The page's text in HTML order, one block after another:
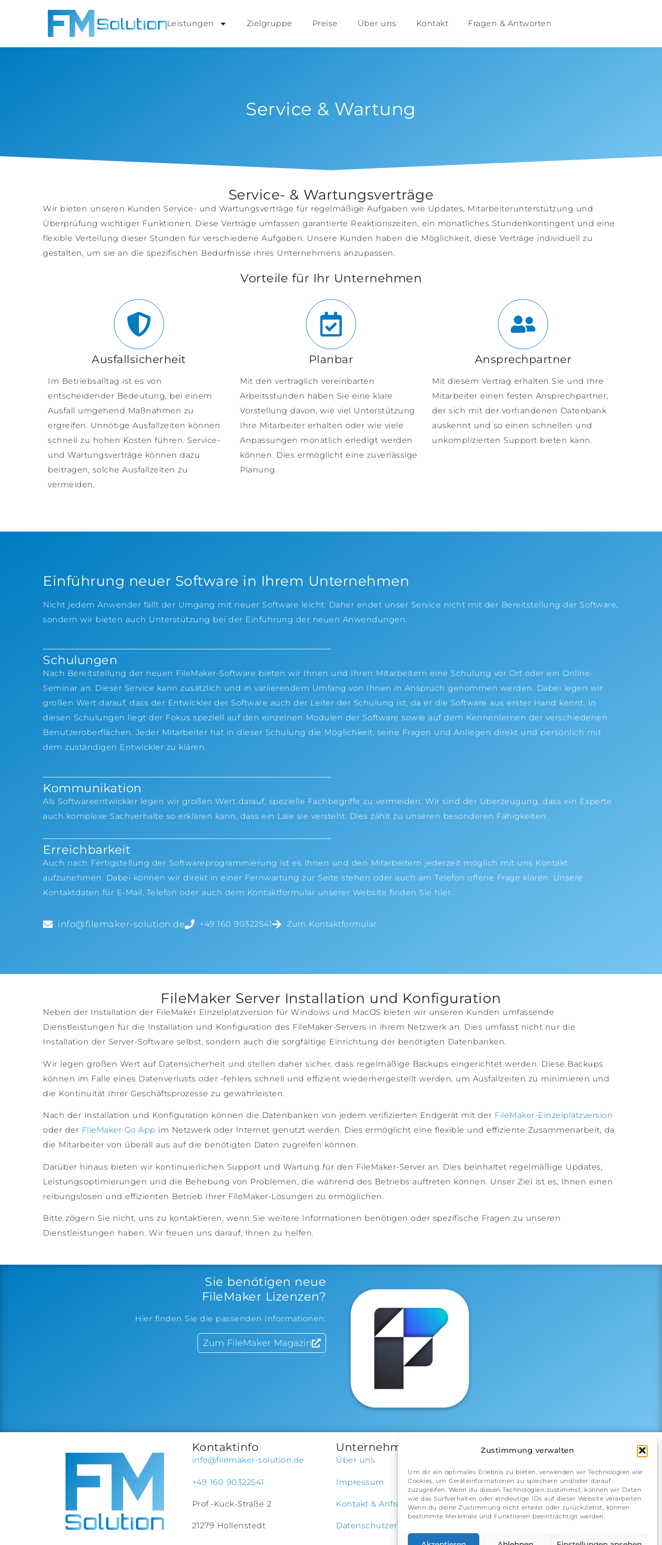
Zustimmung verwalten
Um dir ein optimales Erlebnis zu bieten, verwenden wir Technologien wie
Cookies, um Geräteinformationen zu speichern und/oder darauf
zuzugreifen. Wenn du diesen Technologien zustimmst, können wir Daten
wie das Surfverhalten oder eindeutige IDs auf dieser Website verarbeiten.
Wenn du deine Zustimmung nicht erteilst oder zurückziehst, können
bestimmte Merkmale und Funktionen beeinträchtigt werden.
Leistungen Zielgruppe Preise Über uns Kontakt Fragen & Antworten
Service & Wartung
Service- & Wartungsverträge
Wir bieten unseren Kunden Service- und Wartungsverträge für regelmäßige Aufgaben wie Updates, Mitarbeiterunterstützung und
Überprüfung wichtiger Funktionen. Diese Verträge umfassen garantierte Reaktionszeiten, ein monatliches Stundenkontingent und eine
flexible Verteilung dieser Stunden für verschiedene Aufgaben. Unsere Kunden haben die Möglichkeit, diese Verträge individuell zu
gestalten, um sie an die spezifischen Bedürfnisse ihres Unternehmens anzupassen.
Vorteile für Ihr Unternehmen
Ausfallsicherheit
Im Betriebsalltag ist es von
entscheidender Bedeutung, bei einem
Ausfall umgehend Maßnahmen zu
ergreifen. Unnötige Ausfallzeiten können
schnell zu hohen Kosten führen. Service-
und Wartungsverträge können dazu
beitragen, solche Ausfallzeiten zu
vermeiden.
Planbar
Mit den vertraglich vereinbarten
Arbeitsstunden haben Sie eine klare
Vorstellung davon, wie viel Unterstützung
Ihre Mitarbeiter erhalten oder wie viele
Anpassungen monatlich erledigt werden
können. Dies ermöglicht eine zuverlässige
Planung.
Ansprechpartner
Mit diesem Vertrag erhalten Sie und Ihre
Mitarbeiter einen festen Ansprechpartner,
der sich mit der vorhandenen Datenbank
auskennt und so einen schnellen und
unkomplizierten Support bieten kann.
Einführung neuer Software in Ihrem Unternehmen
Nicht jedem Anwender fällt der Umgang mit neuer Software leicht. Daher endet unser Service nicht mit der Bereitstellung der Software,
sondern wir bieten auch Unterstützung bei der Einführung der neuen Anwendungen.
Schulungen
Nach Bereitstellung der neuen FileMaker-Software bieten wir Ihnen und Ihren Mitarbeitern eine Schulung vor Ort oder ein Online-
Seminar an. Dieser Service kann zusätzlich und in variierendem Umfang von Ihnen in Anspruch genommen werden. Dabei legen wir
großen Wert darauf, dass der Entwickler der Software auch der Leiter der Schulung ist, da er die Software aus erster Hand kennt. In
diesen Schulungen liegt der Fokus speziell auf den einzelnen Modulen der Software sowie auf dem Kennenlernen der verschiedenen
Benutzeroberflächen. Jeder Mitarbeiter hat in dieser Schulung die Möglichkeit, seine Fragen und Anliegen direkt und persönlich mit
dem zuständigen Entwickler zu klären.
Kommunikation
Als Softwareentwickler legen wir großen Wert darauf, spezielle Fachbegriffe zu vermeiden. Wir sind der Überzeugung, dass ein Experte
auch komplexe Sachverhalte so erklären kann, dass ein Laie sie versteht. Dies zählt zu unseren besonderen Fähigkeiten.
Erreichbarkeit
Auch nach Fertigstellung der Softwareprogrammierung ist es Ihnen und den Mitarbeitern jederzeit möglich mit uns Kontakt
aufzunehmen. Dabei können wir direkt in einer Fernwartung zur Seite stehen oder auch am Telefon offene Frage klären. Unsere
Kontaktdaten für E-Mail, Telefon oder auch dem Kontaktformular unserer Website finden Sie hier.
info@filemaker-solution.de +49 160 90322541 Zum Kontaktformular
FileMaker Server Installation und Konfiguration
Neben der Installation der FileMaker Einzelplatzversion für Windows und MacOS bieten wir unseren Kunden umfassende
Dienstleistungen für die Installation und Konfiguration des FileMaker-Servers in ihrem Netzwerk an. Dies umfasst nicht nur die
Installation der Server-Software selbst, sondern auch die sorgfältige Einrichtung der benötigten Datenbanken.
Wir legen großen Wert auf Datensicherheit und stellen daher sicher, dass regelmäßige Backups eingerichtet werden. Diese Backups
können im Falle eines Datenverlusts oder -fehlers schnell und effizient wiederhergestellt werden, um Ausfallzeiten zu minimieren und
die Kontinuität Ihrer Geschäftsprozesse zu gewährleisten.
Nach der Installation und Konfiguration können die Datenbanken von jedem verifizierten Endgerät mit der FileMaker-Einzelplatzversion
oder der FileMaker Go App im Netzwerk oder Internet genutzt werden. Dies ermöglicht eine flexible und effiziente Zusammenarbeit, da
die Mitarbeiter von überall aus auf die benötigten Daten zugreifen können.
Darüber hinaus bieten wir kontinuierlichen Support und Wartung für den FileMaker-Server an. Dies beinhaltet regelmäßige Updates,
Leistungsoptimierungen und die Behebung von Problemen, die während des Betriebs auftreten können. Unser Ziel ist es, Ihnen einen
reibungslosen und effizienten Betrieb Ihrer FileMaker-Lösungen zu ermöglichen.
Bitte zögern Sie nicht, uns zu kontaktieren, wenn Sie weitere Informationen benötigen oder spezifische Fragen zu unseren
Dienstleistungen haben. Wir freuen uns darauf, Ihnen zu helfen.
Sie benötigen neue
FileMaker Lizenzen?
Hier finden Sie die passenden Informationen:
Zum FileMaker Magazin
Kontaktinfo
info@filemaker-solution.de
+49 160 90322541
Prof.-Kück-Straße 2
21279 Hollenstedt
Unternehmen
Über uns
Impressum
Kontakt & Anfrage
Datenschutzerklärung
Information
Zielgruppe
Fragen & Antworten